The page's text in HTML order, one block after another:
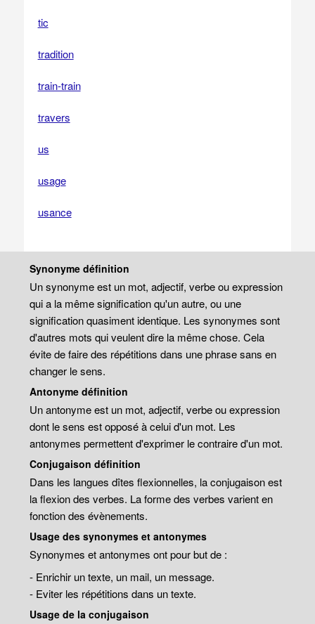
tic
tradition
train-train
travers
us
usage
usance
Synonyme définition
Un synonyme est un mot, adjectif, verbe ou expression
qui a la même signification qu'un autre, ou une
signification quasiment identique. Les synonymes sont
d'autres mots qui veulent dire la même chose. Cela
évite de faire des répétitions dans une phrase sans en
changer le sens.
Antonyme définition
Un antonyme est un mot, adjectif, verbe ou expression
dont le sens est opposé à celui d'un mot. Les
antonymes permettent d'exprimer le contraire d'un mot.
Conjugaison définition
Dans les langues dîtes flexionnelles, la conjugaison est
la flexion des verbes. La forme des verbes varient en
fonction des évènements.
Usage des synonymes et antonymes
Synonymes et antonymes ont pour but de :
- Enrichir un texte, un mail, un message.
- Eviter les répétitions dans un texte.
Usage de la conjugaison